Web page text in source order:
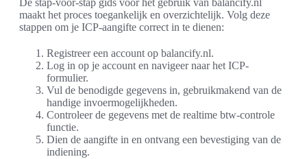
De stap-voor-stap gids voor het gebruik van balancify.nl
maakt het proces toegankelijk en overzichtelijk. Volg deze
stappen om je ICP-aangifte correct in te dienen:
Registreer een account op balancify.nl.
Log in op je account en navigeer naar het ICP-
formulier.
Vul de benodigde gegevens in, gebruikmakend van de
handige invoermogelijkheden.
Controleer de gegevens met de realtime btw-controle
functie.
Dien de aangifte in en ontvang een bevestiging van de
indiening.